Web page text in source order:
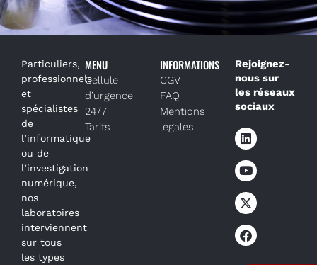
Particuliers,
professionnels
et
spécialistes
de
l’informatique
ou de
l’investigation
numérique,
nos
laboratoires
interviennent
sur tous
les types
MENU
Cellule
d’urgence
24/7
Tarifs
INFORMATIONS
CGV
FAQ
Mentions
légales
Rejoignez-
nous sur
les réseaux
sociaux